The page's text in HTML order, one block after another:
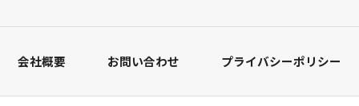
会社概要 お問い合わせ プライバシーポリシー